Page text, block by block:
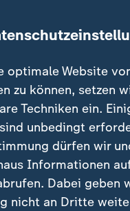
(4)
optimale Website
zu können, setzen
Techniken ein.
unbedingt
dürfen wir
Informationen
Dabei geben
nicht an Dritte